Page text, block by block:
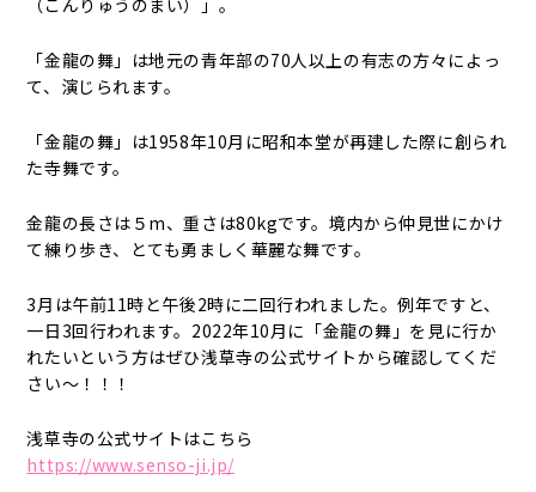
（こんりゅうのまい）」。
「金龍の舞」は地元の青年部の70人以上の有志の方々によっ
て、演じられます。
「金龍の舞」は1958年10月に昭和本堂が再建した際に創られ
た寺舞です。
金龍の長さは５m、重さは80kgです。境内から仲見世にかけ
て練り歩き、とても勇ましく華麗な舞です。
3月は午前11時と午後2時に二回行われました。例年ですと、
一日3回行われます。2022年10月に「金龍の舞」を見に行か
れたいという方はぜひ浅草寺の公式サイトから確認してくだ
さい～！！！
浅草寺の公式サイトはこちら
https://www.senso-ji.jp/